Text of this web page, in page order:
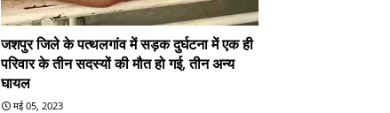
जशपुर जिले के पत्थलगांव में सड़क दुर्घटना में एक ही
परिवार के तीन सदस्यों की मौत हो गई, तीन अन्य
घायल
मई 05, 2023